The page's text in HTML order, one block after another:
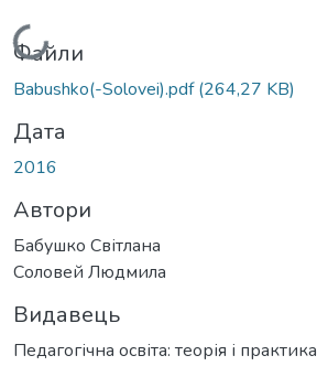
Вантажиться...
Файли
Babushko(-Solovei).pdf(264,27 KB)
Дата
2016
Автори
Бабушко Світлана
Соловей Людмила
Видавець
Педагогічна освіта: теорія і практика